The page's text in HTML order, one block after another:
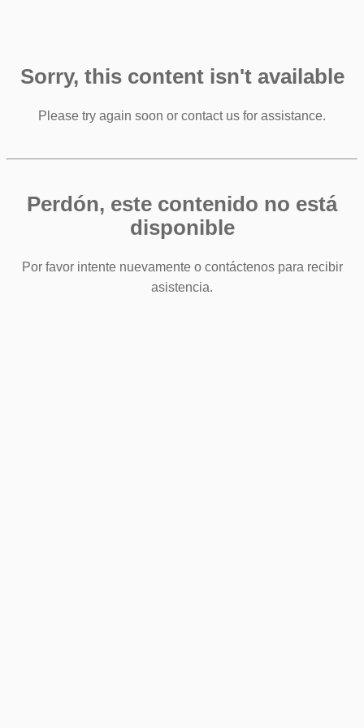
Sorry, this content isn't available
Please try again soon or contact us for assistance.
Perdón, este contenido no está
disponible
Por favor intente nuevamente o contáctenos para recibir
asistencia.